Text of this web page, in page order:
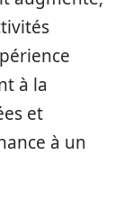
à la
et
à un